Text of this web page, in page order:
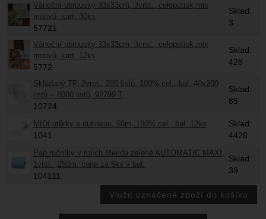
Vánoční ubrousky 33x33cm, 3vrst., celopotisk,mix
motivů, kart. 30ks
57721
Sklad:
3
Vánoční ubrousky 33x33cm, 3vrst., celopotisk,mix
motivů, kart. 12ks
5772
Sklad:
428
Skládaný TP, 2vrst., 200 listů, 100% cel., bal. 40x200
listů = 8000 listů, 92799 T
10724
Sklad:
85
MIDI utěrky s dutinkou, 50m,.100% cel., bal. 12ks
1041
Sklad:
4428
Pap.ručníky v rolích Merida zelené AUTOMATIC MAXI,
1vrst. ,250m, cena za 6ks v bal.
104111
Sklad:
39